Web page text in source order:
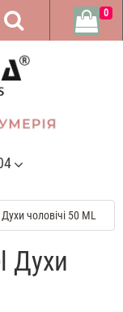
0
чоловічі 50 ML
Духи